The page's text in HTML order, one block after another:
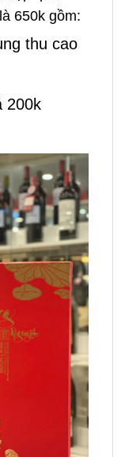
650k gồm:
thu cao
200k